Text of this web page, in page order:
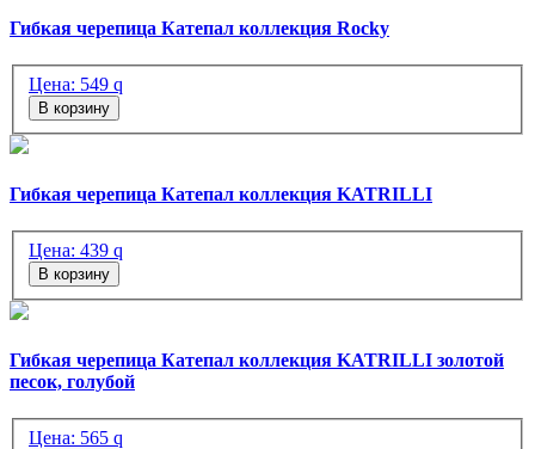
Гибкая черепица Катепал коллекция Rocky
Цена: 549 q
В корзину
Гибкая черепица Катепал коллекция KATRILLI
Цена: 439 q
В корзину
Гибкая черепица Катепал коллекция KATRILLI золотой
песок, голубой
Цена: 565 q